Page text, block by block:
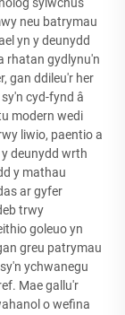
neu batrymau
yn y deunydd
rhatan gydlynu'n
gan ddileu'r her
cyd-fynd â
modern wedi
liwio, paentio a
deunydd wrth
y mathau
ar gyfer
trwy
goleuo yn
greu patrymau
ychwanegu
Mae gallu'r
o wefina